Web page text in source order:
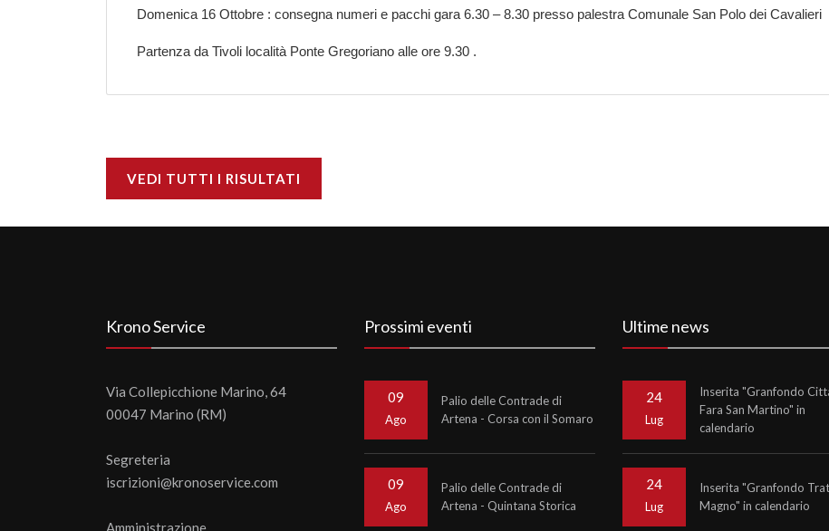
Domenica 16 Ottobre : consegna numeri e pacchi gara 6.30 – 8.30 presso palestra Comunale San Polo dei Cavalieri
Partenza da Tivoli località Ponte Gregoriano alle ore 9.30 .
VEDI TUTTI I RISULTATI
Krono Service
Via Collepicchione Marino, 64
00047 Marino (RM)
Segreteria
iscrizioni@kronoservice.com
Amministrazione
Prossimi eventi
09
Ago
Palio delle Contrade di
Artena - Corsa con il Somaro
09
Ago
Palio delle Contrade di
Artena - Quintana Storica
Ultime news
24
Lug
Inserita "Granfondo
Fara San Martino" in
calendario
24
Lug
Inserita "Granfondo
Magno" in calendario